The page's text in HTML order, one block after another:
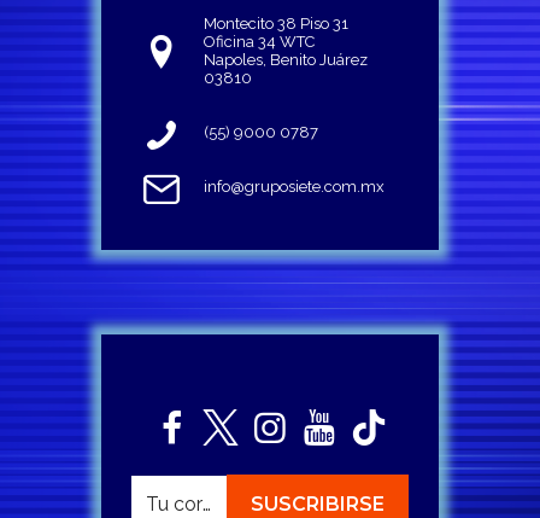
Montecito 38 Piso 31
Oficina 34 WTC
Napoles, Benito Juárez
03810
(55) 9000 0787
info@gruposiete.com.mx